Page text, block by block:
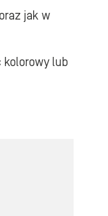
jak w
kolorowy lub